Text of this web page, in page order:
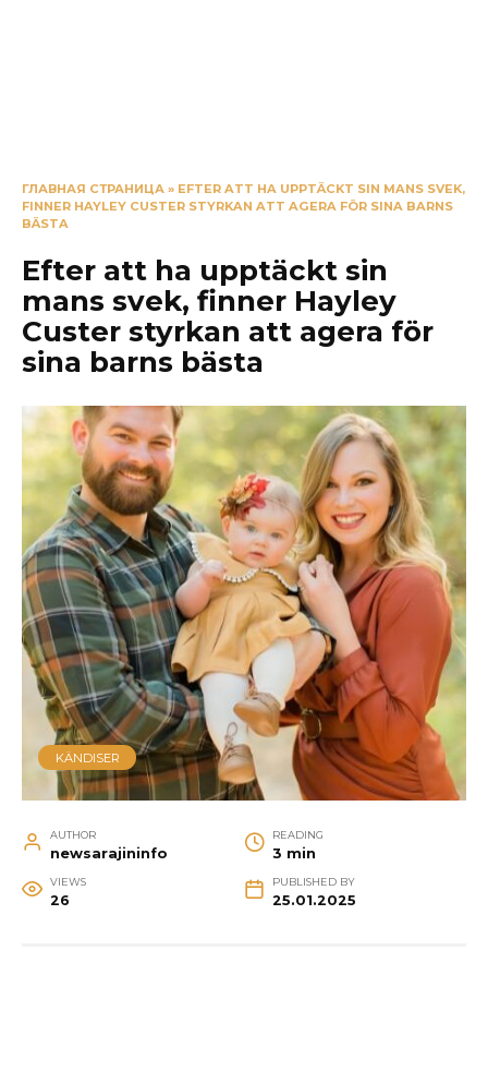
ГЛАВНАЯ СТРАНИЦА » EFTER ATT HA UPPTÄCKT SIN MANS SVEK,
FINNER HAYLEY CUSTER STYRKAN ATT AGERA FÖR SINA BARNS
BÄSTA
Efter att ha upptäckt sin
mans svek, finner Hayley
Custer styrkan att agera för
sina barns bästa
KÄNDISER
AUTHOR
newsarajininfo
READING
3 min
VIEWS
26
PUBLISHED BY
25.01.2025